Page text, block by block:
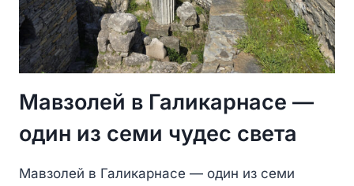
Мавзолей в Галикарнасе —
один из семи чудес света
Мавзолей в Галикарнасе — один из семи